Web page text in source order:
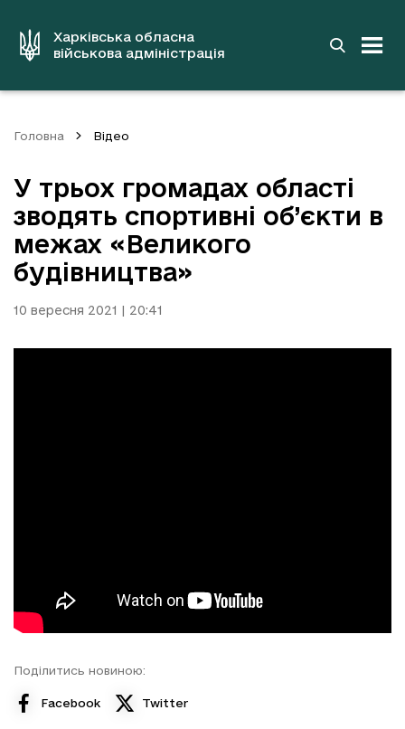
вмістуХарківська обласна
військова адміністрація
Головна Відео
У трьох громадах області
зводять спортивні об’єкти в
межах «Великого
будівництва»
10 вересня 2021 | 20:41
Поділитись новиною:
Facebook Twitter